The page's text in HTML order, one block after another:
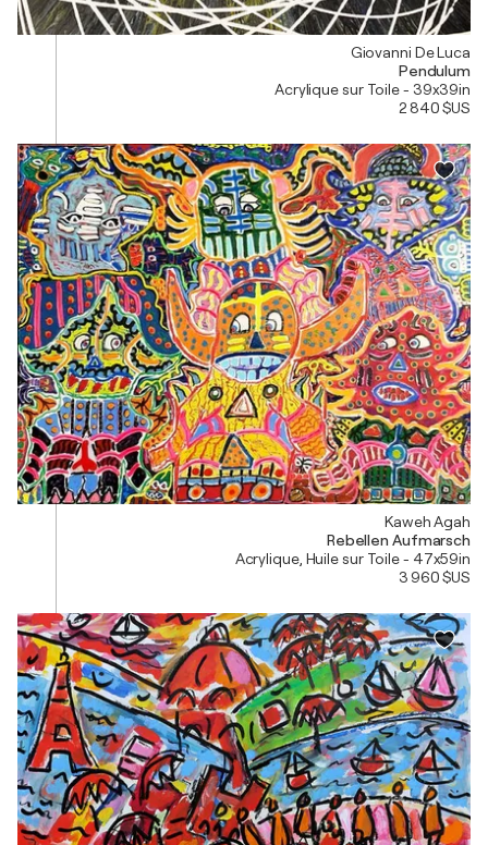
Giovanni De Luca
Pendulum
Acrylique sur Toile - 39x39in
2 840 $US
Kaweh Agah
Rebellen Aufmarsch
Acrylique, Huile sur Toile - 47x59in
3 960 $US